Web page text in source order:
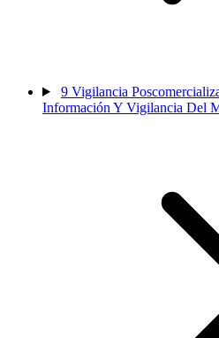
9 Vigilancia
Información Y Vigilancia Del